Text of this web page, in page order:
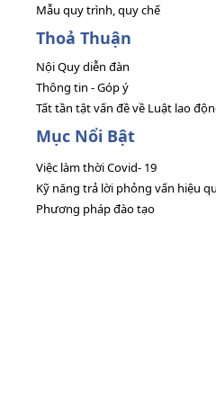
Mẫu quy trình, quy chế
Thoả Thuận
Nội Quy diễn đàn
Thông tin - Góp ý
Tất tần tật vấn đề về Luật lao
Mục Nổi Bật
Việc làm thời Covid- 19
Kỹ năng trả lời phỏng vấn hiệu
Phương pháp đào tạo